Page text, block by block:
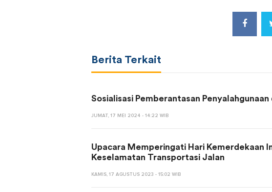
Berita Terkait
Sosialisasi Pemberantasan
JUMAT, 17 MEI 2024 - 14:22 WIB
Upacara Memperingati Hari Kemerdekaan
Keselamatan Transportasi Jalan
KAMIS, 17 AGUSTUS 2023 - 15:02 WIB